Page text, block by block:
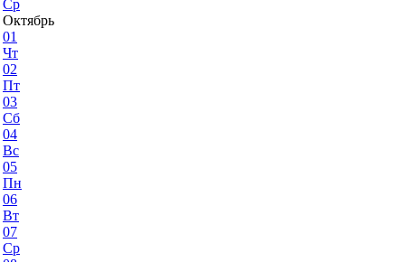
Ср
Октябрь
01
Чт
02
Пт
03
Сб
04
Вс
05
Пн
06
Вт
07
Ср